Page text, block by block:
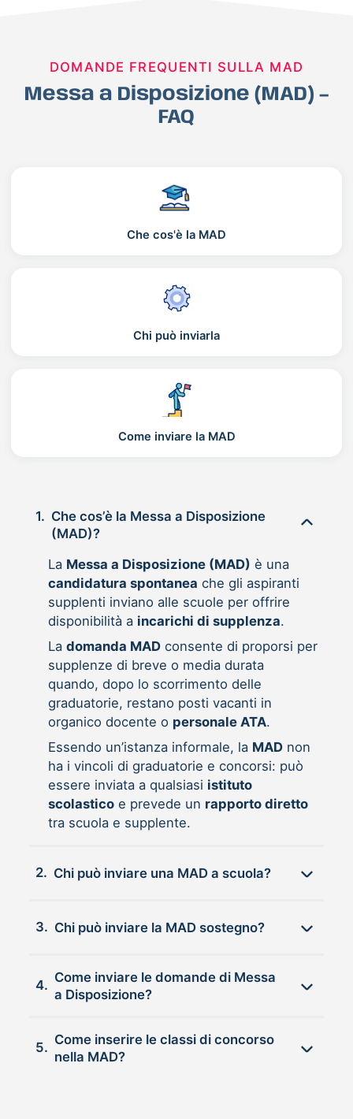
DOMANDE FREQUENTI SULLA MAD
Messa a Disposizione (MAD) –
FAQ
Che cos'è la MAD
Chi può inviarla
Come inviare la MAD
1. Che cos’è la Messa a Disposizione
(MAD)?
La Messa a Disposizione (MAD) è una
candidatura spontanea che gli aspiranti
supplenti inviano alle scuole per offrire
disponibilità a incarichi di supplenza.
La domanda MADconsente di proporsi per
supplenze di breve o media durata
quando, dopo lo scorrimento delle
graduatorie, restano posti vacanti in
organico docente o personale ATA.
Essendo un’istanza informale, la MADnon
ha i vincoli di graduatorie e concorsi: può
essere inviata a qualsiasi istituto
scolasticoe prevede un rapporto diretto
tra scuola e supplente.
2. Chi può inviare una MAD a scuola?
3. Chi può inviare la MAD sostegno?
4.
Come inviare le domande di Messa
a Disposizione?
5.
Come inserire le classi di concorso
nella MAD?